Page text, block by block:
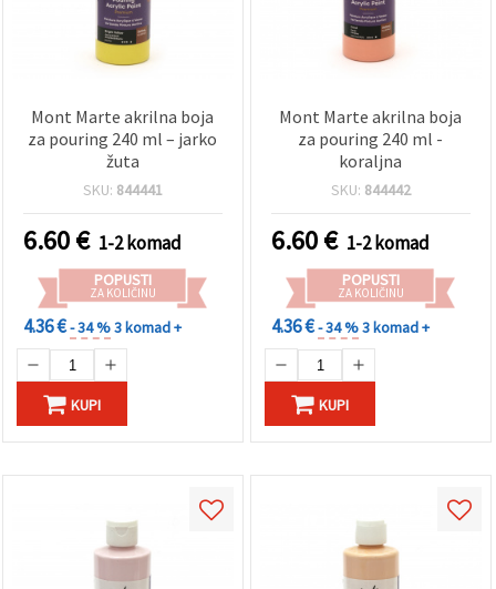
Mont Marte akrilna boja
za pouring 240 ml – jarko
žuta
SKU: 844441
6.60€ 1-2 komad
POPUSTI
ZA KOLIČINU
4.36 €- 34 %3 komad +
KUPI
Mont Marte akrilna boja
za pouring 240 ml -
koraljna
SKU: 844442
6.60€ 1-2 komad
POPUSTI
ZA KOLIČINU
4.36 €- 34 %3 komad +
KUPI